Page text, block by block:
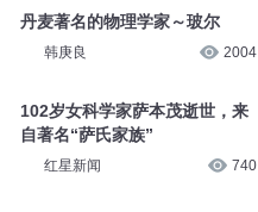
丹麦著名的物理学家～玻尔
韩庚良 2004
102岁女科学家萨本茂逝世，来
自著名“萨氏家族”
红星新闻 740